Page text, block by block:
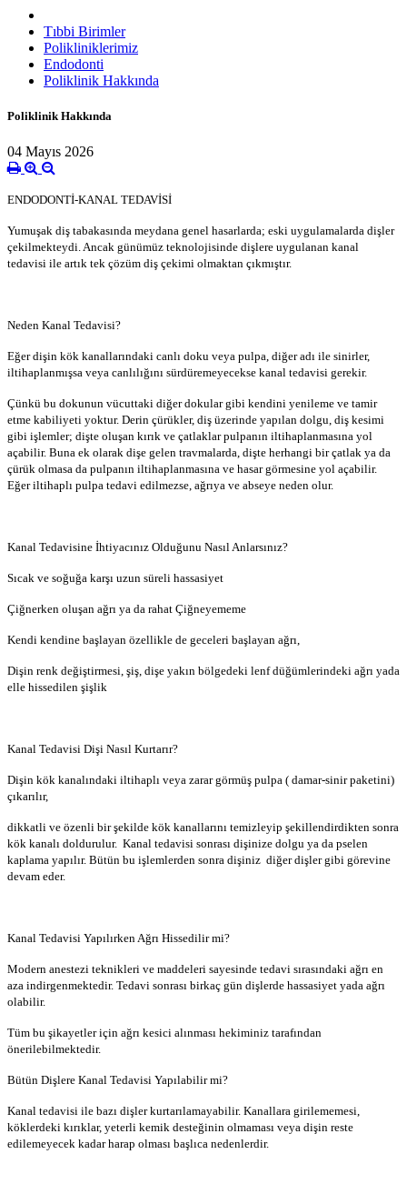
Tıbbi Birimler
Polikliniklerimiz
Endodonti
Poliklinik Hakkında
Poliklinik Hakkında
04 Mayıs 2026
ENDODONTİ-KANAL TEDAVİSİ
Yumuşak diş tabakasında meydana genel hasarlarda; eski uygulamalarda dişler
çekilmekteydi. Ancak günümüz teknolojisinde dişlere uygulanan kanal
tedavisi ile artık tek çözüm diş çekimi olmaktan çıkmıştır.
Neden Kanal Tedavisi?
Eğer dişin kök kanallarındaki canlı doku veya pulpa, diğer adı ile sinirler,
iltihaplanmışsa veya canlılığını sürdüremeyecekse kanal tedavisi gerekir.
Çünkü bu dokunun vücuttaki diğer dokular gibi kendini yenileme ve tamir
etme kabiliyeti yoktur. Derin çürükler, diş üzerinde yapılan dolgu, diş kesimi
gibi işlemler; dişte oluşan kırık ve çatlaklar pulpanın iltihaplanmasına yol
açabilir. Buna ek olarak dişe gelen travmalarda, dişte herhangi bir çatlak ya da
çürük olmasa da pulpanın iltihaplanmasına ve hasar görmesine yol açabilir.
Eğer iltihaplı pulpa tedavi edilmezse, ağrıya ve abseye neden olur.
Kanal Tedavisine İhtiyacınız Olduğunu Nasıl Anlarsınız?
Sıcak ve soğuğa karşı uzun süreli hassasiyet
Çiğnerken oluşan ağrı ya da rahat Çiğneyememe
Kendi kendine başlayan özellikle de geceleri başlayan ağrı,
Dişin renk değiştirmesi, şiş, dişe yakın bölgedeki lenf düğümlerindeki ağrı yada
elle hissedilen şişlik
Kanal Tedavisi Dişi Nasıl Kurtarır?
Dişin kök kanalındaki iltihaplı veya zarar görmüş pulpa ( damar-sinir paketini)
çıkarılır,
dikkatli ve özenli bir şekilde kök kanallarını temizleyip şekillendirdikten sonra
kök kanalı doldurulur. Kanal tedavisi sonrası dişinize dolgu ya da pselen
kaplama yapılır. Bütün bu işlemlerden sonra dişiniz diğer dişler gibi görevine
devam eder.
Kanal Tedavisi Yapılırken Ağrı Hissedilir mi?
Modern anestezi teknikleri ve maddeleri sayesinde tedavi sırasındaki ağrı en
aza indirgenmektedir. Tedavi sonrası birkaç gün dişlerde hassasiyet yada ağrı
olabilir.
Tüm bu şikayetler için ağrı kesici alınması hekiminiz tarafından
önerilebilmektedir.
Bütün Dişlere Kanal Tedavisi Yapılabilir mi?
Kanal tedavisi ile bazı dişler kurtarılamayabilir. Kanallara girilememesi,
köklerdeki kırıklar, yeterli kemik desteğinin olmaması veya dişin reste
edilemeyecek kadar harap olması başlıca nedenlerdir.